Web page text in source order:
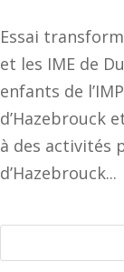
Essai
et les IME de
enfants de
d’Hazebrouck
à des activités
d’Hazebrouck...